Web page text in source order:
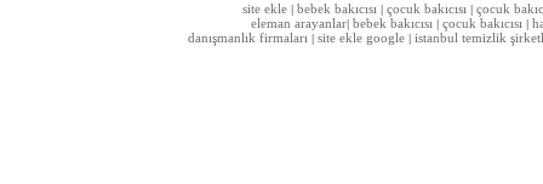
site ekle| bebek bakıcısı| çocuk bakıcısı| çocuk
eleman arayanlar bebek bakıcısı çocuk bakıcısı
danışmanlık firmaları
site ekle google istanbul temizlik